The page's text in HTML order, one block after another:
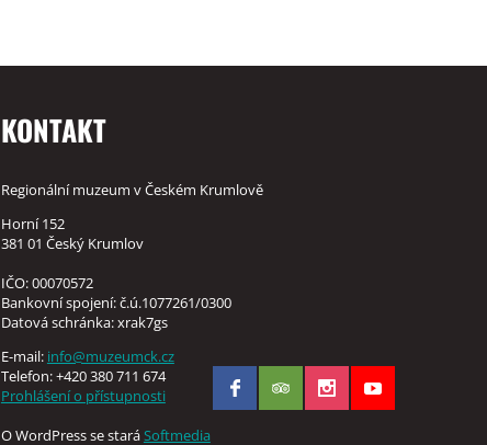
KONTAKT
Regionální muzeum v Českém Krumlově
Horní 152
381 01 Český Krumlov
IČO: 00070572
Bankovní spojení: č.ú.1077261/0300
Datová schránka: xrak7gs
E-mail: info@muzeumck.cz
Telefon: +420 380 711 674
Prohlášení o přístupnosti
O WordPress se staráSoftmedia